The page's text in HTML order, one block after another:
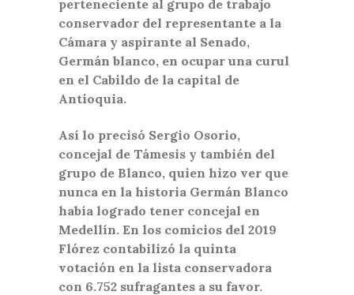
perteneciente al grupo de trabajo
conservador del representante a la
Cámara y aspirante al Senado,
Germán blanco, en ocupar una curul
en el Cabildo de la capital de
Antioquia.
Así lo precisó Sergio Osorio,
concejal de Támesis y también del
grupo de Blanco, quien hizo ver que
nunca en la historia Germán Blanco
había logrado tener concejal en
Medellín. En los comicios del 2019
Flórez contabilizó la quinta
votación en la lista conservadora
con 6.752 sufragantes a su favor.